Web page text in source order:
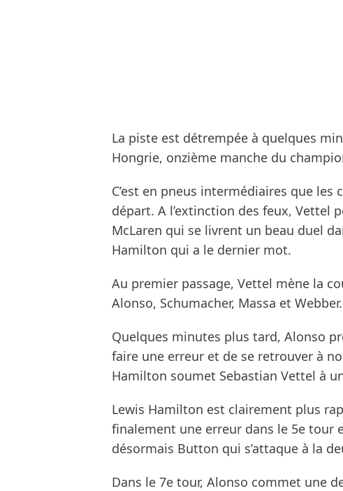
La piste est détrempée à quelques
Hongrie, onzième manche du
C’est en pneus intermédiaires que
départ. A l’extinction des feux, Vettel
McLaren qui se livrent un beau duel
Hamilton qui a le dernier mot.
Au premier passage, Vettel mène la
Alonso, Schumacher, Massa et Webber.
Quelques minutes plus tard, Alonso
faire une erreur et de se retrouver à
Hamilton soumet Sebastian Vettel à
Lewis Hamilton est clairement plus
finalement une erreur dans le 5e tour
désormais Button qui s’attaque à la
Dans le 7e tour, Alonso commet une